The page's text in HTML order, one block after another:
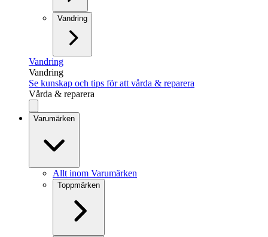
Vandring
Vandring
Vandring
Se kunskap och tips för att vårda & reparera
Vårda & reparera
Varumärken
Allt inom Varumärken
Toppmärken